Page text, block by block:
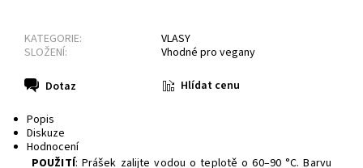
KATEGORIE:
VLASY
SLOŽENÍ:
Vhodné pro vegany
Dotaz Hlídat cenu
Popis
Diskuze
Hodnocení
POUŽITÍ: Prášek zalijte vodou o teplotě o 60–90 °C. Barvu